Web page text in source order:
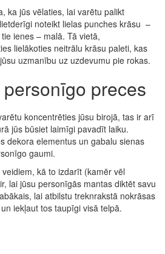
ka jūs vēlaties, lai varētu palikt
noteikt lielas punches krāsu –
ienes – malā. Tā vietā,
lielākoties neitrālu krāsu paleti, kas
uzmanību uz uzdevumu pie rokas.
preces
koncentrēties jūsu birojā, tas ir arī
jūs būsiet laimīgi pavadīt laiku.
dekora elementus un gabalu sienas
gaumi.
kā to izdarīt (kamēr vēl
lai jūsu personīgās mantas diktēt savu
lai atbilstu treknrakstā nokrāsas
iekļaut tos taupīgi visā telpā.